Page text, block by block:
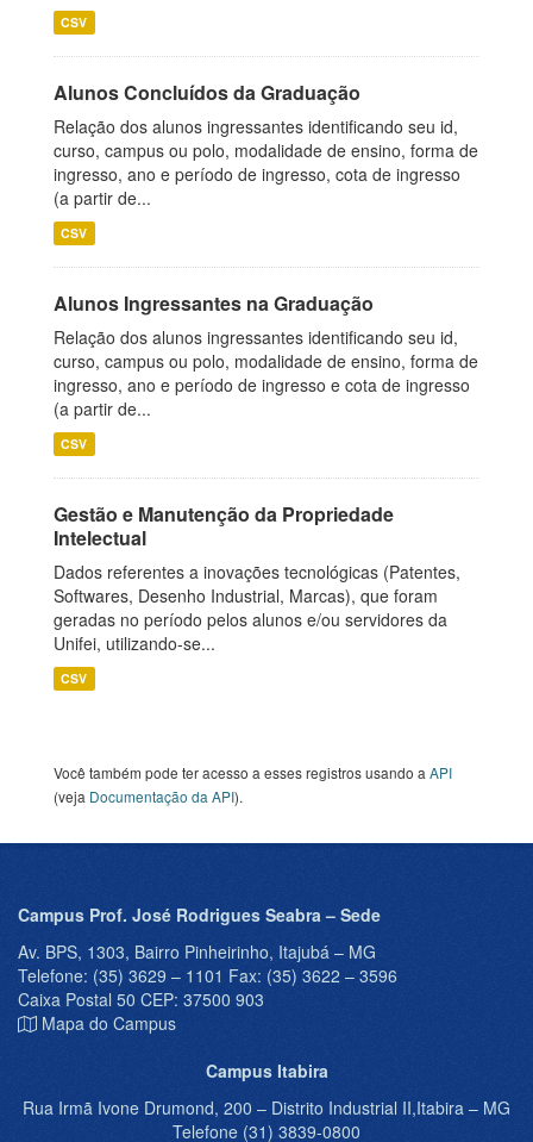
CSV
Alunos Concluídos da Graduação
Relação dos alunos ingressantes identificando seu id,
curso, campus ou polo, modalidade de ensino, forma de
ingresso, ano e período de ingresso, cota de ingresso
(a partir de...
CSV
Alunos Ingressantes na Graduação
Relação dos alunos ingressantes identificando seu id,
curso, campus ou polo, modalidade de ensino, forma de
ingresso, ano e período de ingresso e cota de ingresso
(a partir de...
CSV
Gestão e Manutenção da Propriedade
Intelectual
Dados referentes a inovações tecnológicas (Patentes,
Softwares, Desenho Industrial, Marcas), que foram
geradas no período pelos alunos e/ou servidores da
Unifei, utilizando-se...
CSV
Você também pode ter acesso a esses registros usando a API
(veja Documentação da API).
Campus Prof. José Rodrigues Seabra – Sede
Av. BPS, 1303, Bairro Pinheirinho, Itajubá – MG
Telefone: (35) 3629 – 1101 Fax: (35) 3622 – 3596
Caixa Postal 50 CEP: 37500 903
Mapa do Campus
Campus Itabira
Rua Irmã Ivone Drumond, 200 – Distrito Industrial II,Itabira – MG
Telefone (31) 3839-0800